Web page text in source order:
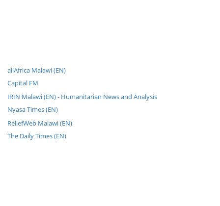
allAfrica Malawi (EN)
Capital FM
IRIN Malawi (EN) - Humanitarian News and Analysis
Nyasa Times (EN)
ReliefWeb Malawi (EN)
The Daily Times (EN)